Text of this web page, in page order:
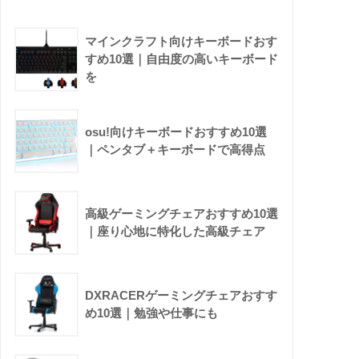
マインクラフト向けキーボードおす
すめ10選｜自由度の高いキーボード
を
osu!向けキーボードおすすめ10選
｜ペンタブ＋キーボードで高得点
高級ゲーミングチェアおすすめ10選
｜座り心地に特化した高級チェア
DXRACERゲーミングチェアおすす
め10選｜勉強や仕事にも